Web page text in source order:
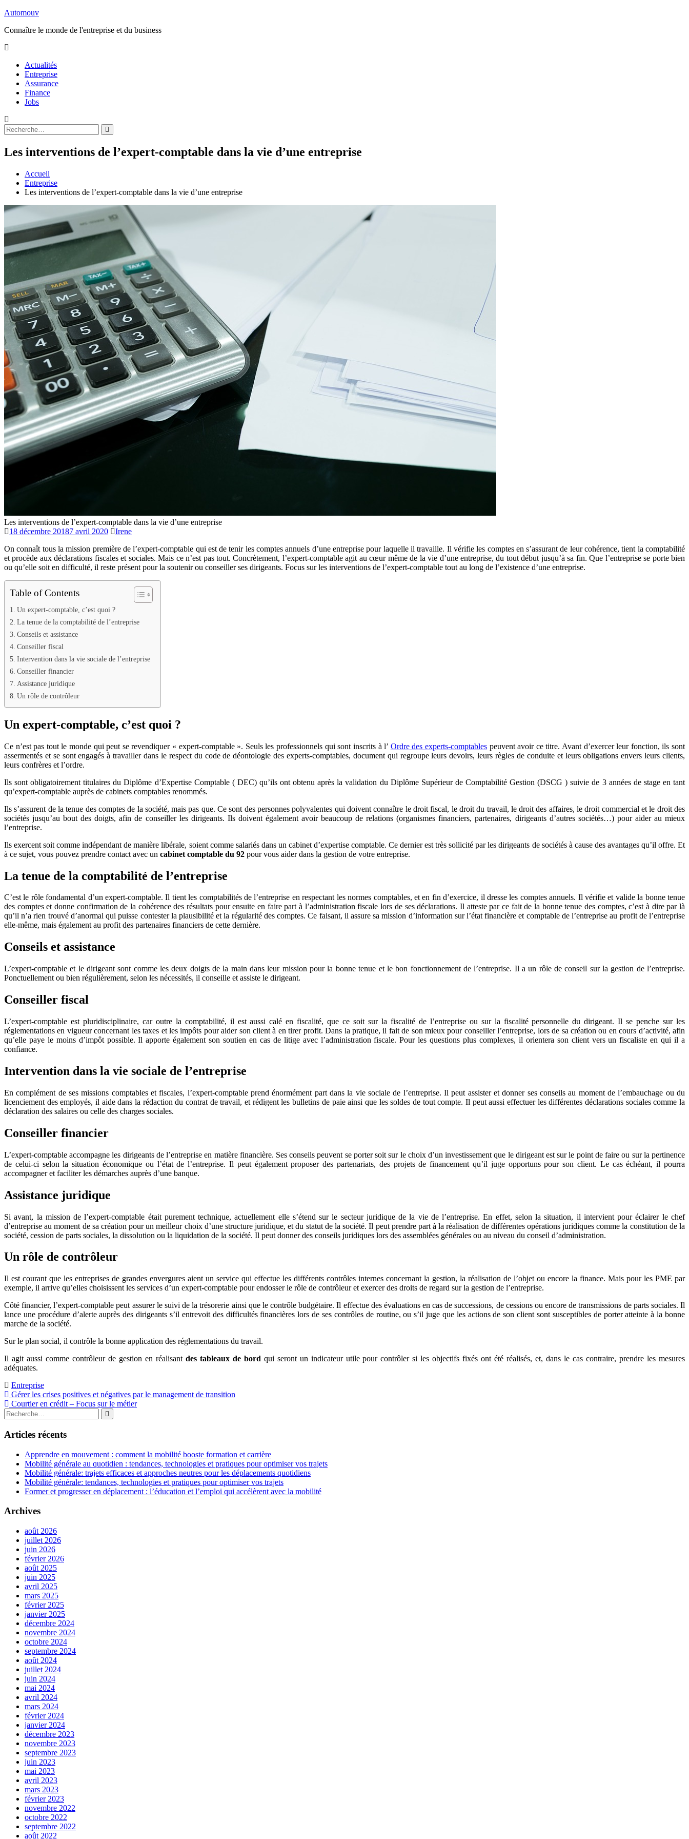
Aller
contenu
Automouv
Connaître le monde de l'entreprise et du business
Actualités
Entreprise
Assurance
Finance
Jobs
Rechercher
:
Rechercher
Les interventions de l’expert-comptable dans la vie d’une entreprise
Accueil
Entreprise
Les interventions de l’expert-comptable dans la vie d’une entreprise
Les interventions de l’expert-comptable dans la vie d’une entreprise
18 décembre 20187 avril 2020
Irene
On connaît tous la mission première de l’expert-comptable qui est de tenir les comptes annuels d’une entreprise pour laquelle il travaille. Il vérifie les comptes en s’assurant de leur cohérence, tient la comptabilité
et procède aux déclarations fiscales et sociales. Mais ce n’est pas tout. Concrètement, l’expert-comptable agit au cœur même de la vie d’une entreprise, du tout début jusqu’à sa fin. Que l’entreprise se porte bien
ou qu’elle soit en difficulté, il reste présent pour la soutenir ou conseiller ses dirigeants. Focus sur les interventions de l’expert-comptable tout au long de l’existence d’une entreprise.
Table of Contents
Un expert-comptable, c’est quoi ?
La tenue de la comptabilité de l’entreprise
Conseils et assistance
Conseiller fiscal
Intervention dans la vie sociale de l’entreprise
Conseiller financier
Assistance juridique
Un rôle de contrôleur
Un expert-comptable, c’est quoi ?
Ce n’est pas tout le monde qui peut se revendiquer « expert-comptable ». Seuls les professionnels qui sont inscrits à l’ Ordre des experts-comptablespeuvent avoir ce titre. Avant d’exercer leur fonction, ils sont
assermentés et se sont engagés à travailler dans le respect du code de déontologie des experts-comptables, document qui regroupe leurs devoirs, leurs règles de conduite et leurs obligations envers leurs clients,
leurs confrères et l’ordre.
Ils sont obligatoirement titulaires du Diplôme d’Expertise Comptable ( DEC) qu’ils ont obtenu après la validation du Diplôme Supérieur de Comptabilité Gestion (DSCG ) suivie de 3 années de stage en tant
qu’expert-comptable auprès de cabinets comptables renommés.
Ils s’assurent de la tenue des comptes de la société, mais pas que. Ce sont des personnes polyvalentes qui doivent connaître le droit fiscal, le droit du travail, le droit des affaires, le droit commercial et le droit des
sociétés jusqu’au bout des doigts, afin de conseiller les dirigeants. Ils doivent également avoir beaucoup de relations (organismes financiers, partenaires, dirigeants d’autres sociétés…) pour aider au mieux
l’entreprise.
Ils exercent soit comme indépendant de manière libérale, soient comme salariés dans un cabinet d’expertise comptable. Ce dernier est très sollicité par les dirigeants de sociétés à cause des avantages qu’il offre. Et
à ce sujet, vous pouvez prendre contact avec un cabinet comptable du 92 pour vous aider dans la gestion de votre entreprise.
La tenue de la comptabilité de l’entreprise
C’est le rôle fondamental d’un expert-comptable. Il tient les comptabilités de l’entreprise en respectant les normes comptables, et en fin d’exercice, il dresse les comptes annuels. Il vérifie et valide la bonne tenue
des comptes et donne confirmation de la cohérence des résultats pour ensuite en faire part à l’administration fiscale lors de ses déclarations. Il atteste par ce fait de la bonne tenue des comptes, c’est à dire par là
qu’il n’a rien trouvé d’anormal qui puisse contester la plausibilité et la régularité des comptes. Ce faisant, il assure sa mission d’information sur l’état financière et comptable de l’entreprise au profit de l’entreprise
elle-même, mais également au profit des partenaires financiers de cette dernière.
Conseils et assistance
L’expert-comptable et le dirigeant sont comme les deux doigts de la main dans leur mission pour la bonne tenue et le bon fonctionnement de l’entreprise. Il a un rôle de conseil sur la gestion de l’entreprise.
Ponctuellement ou bien régulièrement, selon les nécessités, il conseille et assiste le dirigeant.
Conseiller fiscal
L’expert-comptable est pluridisciplinaire, car outre la comptabilité, il est aussi calé en fiscalité, que ce soit sur la fiscalité de l’entreprise ou sur la fiscalité personnelle du dirigeant. Il se penche sur les
réglementations en vigueur concernant les taxes et les impôts pour aider son client à en tirer profit. Dans la pratique, il fait de son mieux pour conseiller l’entreprise, lors de sa création ou en cours d’activité, afin
qu’elle paye le moins d’impôt possible. Il apporte également son soutien en cas de litige avec l’administration fiscale. Pour les questions plus complexes, il orientera son client vers un fiscaliste en qui il a
confiance.
Intervention dans la vie sociale de l’entreprise
En complément de ses missions comptables et fiscales, l’expert-comptable prend énormément part dans la vie sociale de l’entreprise. Il peut assister et donner ses conseils au moment de l’embauchage ou du
licenciement des employés, il aide dans la rédaction du contrat de travail, et rédigent les bulletins de paie ainsi que les soldes de tout compte. Il peut aussi effectuer les différentes déclarations sociales comme la
déclaration des salaires ou celle des charges sociales.
Conseiller financier
L’expert-comptable accompagne les dirigeants de l’entreprise en matière financière. Ses conseils peuvent se porter soit sur le choix d’un investissement que le dirigeant est sur le point de faire ou sur la pertinence
de celui-ci selon la situation économique ou l’état de l’entreprise. Il peut également proposer des partenariats, des projets de financement qu’il juge opportuns pour son client. Le cas échéant, il pourra
accompagner et faciliter les démarches auprès d’une banque.
Assistance juridique
Si avant, la mission de l’expert-comptable était purement technique, actuellement elle s’étend sur le secteur juridique de la vie de l’entreprise. En effet, selon la situation, il intervient pour éclairer le chef
d’entreprise au moment de sa création pour un meilleur choix d’une structure juridique, et du statut de la société. Il peut prendre part à la réalisation de différentes opérations juridiques comme la constitution de la
société, cession de parts sociales, la dissolution ou la liquidation de la société. Il peut donner des conseils juridiques lors des assemblées générales ou au niveau du conseil d’administration.
Un rôle de contrôleur
Il est courant que les entreprises de grandes envergures aient un service qui effectue les différents contrôles internes concernant la gestion, la réalisation de l’objet ou encore la finance. Mais pour les PME par
exemple, il arrive qu’elles choisissent les services d’un expert-comptable pour endosser le rôle de contrôleur et exercer des droits de regard sur la gestion de l’entreprise.
Côté financier, l’expert-comptable peut assurer le suivi de la trésorerie ainsi que le contrôle budgétaire. Il effectue des évaluations en cas de successions, de cessions ou encore de transmissions de parts sociales. Il
lance une procédure d’alerte auprès des dirigeants s’il entrevoit des difficultés financières lors de ses contrôles de routine, ou s’il juge que les actions de son client sont susceptibles de porter atteinte à la bonne
marche de la société.
Sur le plan social, il contrôle la bonne application des réglementations du travail.
Il agit aussi comme contrôleur de gestion en réalisant des tableaux de bord qui seront un indicateur utile pour contrôler si les objectifs fixés ont été réalisés, et, dans le cas contraire, prendre les mesures
adéquates.
Entreprise
Navigation
de
Gérer les crises positives et négatives par le management de transition
Courtier en crédit – Focus sur le métier
Rechercher
:
Rechercher
Articles récents
Apprendre en mouvement : comment la mobilité booste formation et carrière
Mobilité générale au quotidien : tendances, technologies et pratiques pour optimiser vos trajets
Mobilité générale: trajets efficaces et approches neutres pour les déplacements quotidiens
Mobilité générale: tendances, technologies et pratiques pour optimiser vos trajets
Former et progresser en déplacement : l’éducation et l’emploi qui accélèrent avec la mobilité
Archives
août 2026
juillet 2026
juin 2026
février 2026
août 2025
juin 2025
avril 2025
mars 2025
février 2025
janvier 2025
décembre 2024
novembre 2024
octobre 2024
septembre 2024
août 2024
juillet 2024
juin 2024
mai 2024
avril 2024
mars 2024
février 2024
janvier 2024
décembre 2023
novembre 2023
septembre 2023
juin 2023
mai 2023
avril 2023
mars 2023
février 2023
novembre 2022
octobre 2022
septembre 2022
août 2022